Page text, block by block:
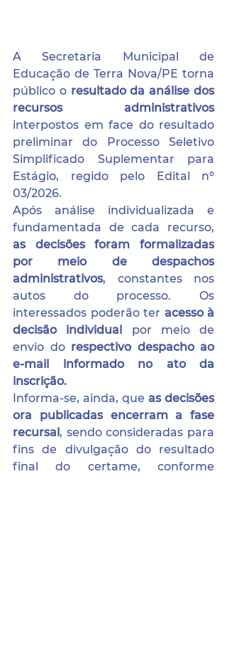
A Secretaria Municipal de
Educação de Terra Nova/PE torna
público o resultado da análise dos
recursos administrativos
interpostos em face do resultado
preliminar do Processo Seletivo
Simplificado Suplementar para
Estágio, regido pelo Edital nº
03/2026.
Após análise individualizada e
as decisões foram formalizadas
por meio de despachos
administrativos, constantes nos
autos do processo. Os
interessados poderão ter acesso à
decisão individual por meio de
envio do respectivo despacho ao
e-mail informado no ato da
inscrição.
Informa-se, ainda, que as decisões
ora publicadas encerram a fase
recursal, sendo consideradas para
fins de divulgação do resultado
final do certame, conforme